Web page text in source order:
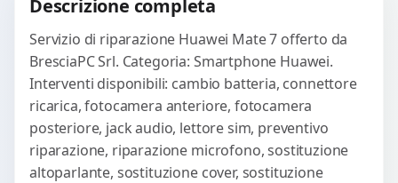
Descrizione completa
Servizio di riparazione Huawei Mate 7 offerto da
BresciaPC Srl. Categoria: Smartphone Huawei.
Interventi disponibili: cambio batteria, connettore
ricarica, fotocamera anteriore, fotocamera
posteriore, jack audio, lettore sim, preventivo
riparazione, riparazione microfono, sostituzione
altoparlante, sostituzione cover, sostituzione